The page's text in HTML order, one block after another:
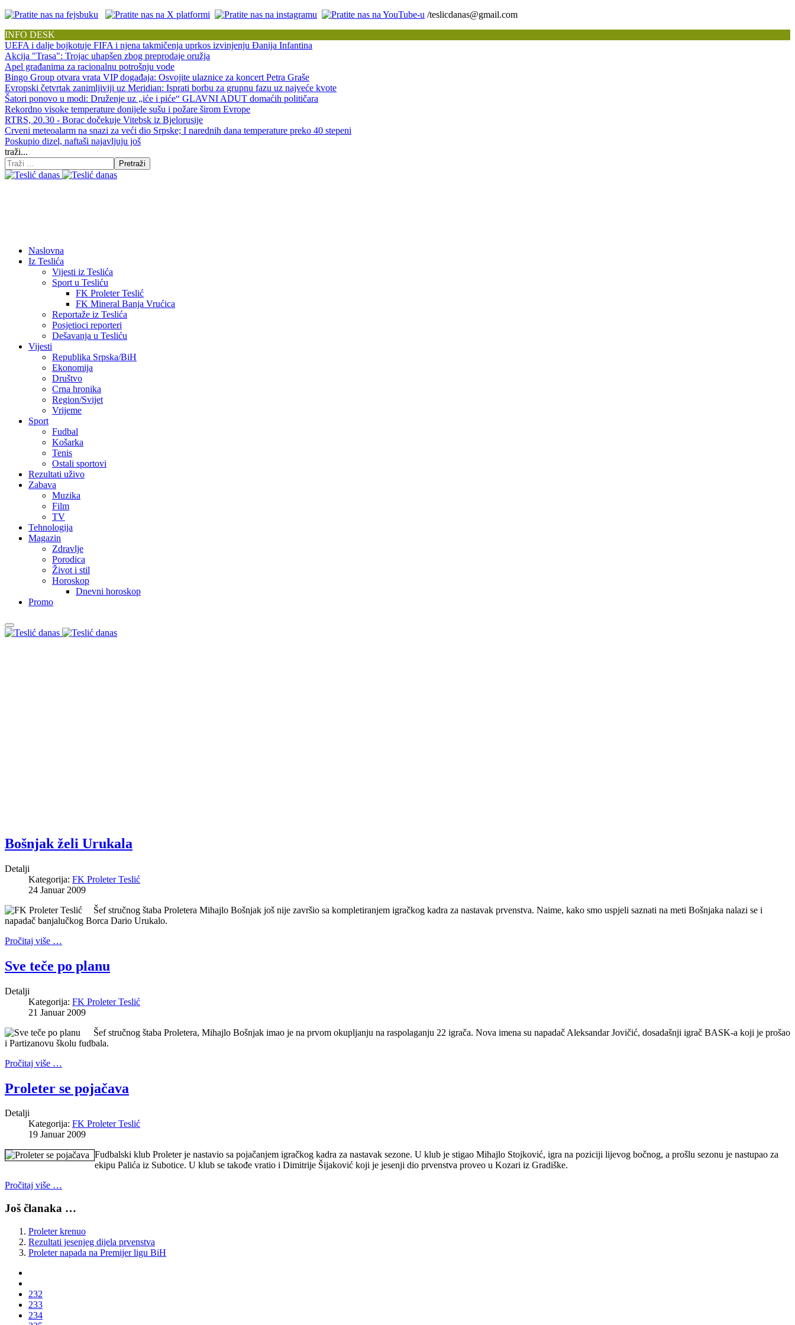
/teslicdanas@gmail.com
INFO DESK
UEFA i dalje bojkotuje FIFA i njena takmičenja uprkos izvinjenju Đanija Infantina
Akcija "Trasa": Trojac uhapšen zbog preprodaje oružja
Apel građanima za racionalnu potrošnju vode
Bingo Group otvara vrata VIP događaja: Osvojite ulaznice za koncert Petra Graše
Evropski četvrtak zanimljiviji uz Meridian: Isprati borbu za grupnu fazu uz najveće kvote
Šatori ponovo u modi: Druženje uz „iće i piće“ GLAVNI ADUT domaćih političara
Rekordno visoke temperature donijele sušu i požare širom Evrope
RTRS, 20.30 - Borac dočekuje Vitebsk iz Bjelorusije
Crveni meteoalarm na snazi za veći dio Srpske; I narednih dana temperature preko 40 stepeni
Poskupio dizel, naftaši najavljuju još
traži...
Pretraži
Naslovna
Iz Teslića
Vijesti iz Teslića
Sport u Tesliću
FK Proleter Teslić
FK Mineral Banja Vrućica
Reportaže iz Teslića
Posjetioci reporteri
Dešavanja u Tesliću
Vijesti
Republika Srpska/BiH
Ekonomija
Društvo
Crna hronika
Region/Svijet
Vrijeme
Sport
Fudbal
Košarka
Tenis
Ostali sportovi
Rezultati uživo
Zabava
Muzika
Film
TV
Tehnologija
Magazin
Zdravlje
Porodica
Život i stil
Horoskop
Dnevni horoskop
Promo
Bošnjak želi Urukala
Detalji
Kategorija: FK Proleter Teslić
24 Januar 2009
Šef stručnog štaba Proletera Mihajlo Bošnjak još nije završio sa kompletiranjem igračkog kadra za nastavak prvenstva. Naime, kako smo uspjeli saznati na meti Bošnjaka nalazi se i
napadač banjalučkog Borca Dario Urukalo.
Pročitaj više …
Sve teče po planu
Detalji
Kategorija: FK Proleter Teslić
21 Januar 2009
Šef stručnog štaba Proletera, Mihajlo Bošnjak imao je na prvom okupljanju na raspolaganju 22 igrača. Nova imena su napadač Aleksandar Jovičić, dosadašnji igrač BASK-a koji je prošao
i Partizanovu školu fudbala.
Pročitaj više …
Proleter se pojačava
Detalji
Kategorija: FK Proleter Teslić
19 Januar 2009
Fudbalski klub Proleter je nastavio sa pojačanjem igračkog kadra za nastavak sezone. U klub je stigao Mihajlo Stojković, igra na poziciji lijevog bočnog, a prošlu sezonu je nastupao za
ekipu Palića iz Subotice. U klub se takođe vratio i Dimitrije Šijaković koji je jesenji dio prvenstva proveo u Kozari iz Gradiške.
Pročitaj više …
Još članaka …
Proleter krenuo
Rezultati jesenjeg dijela prvenstva
Proleter napada na Premijer ligu BiH
232
233
234